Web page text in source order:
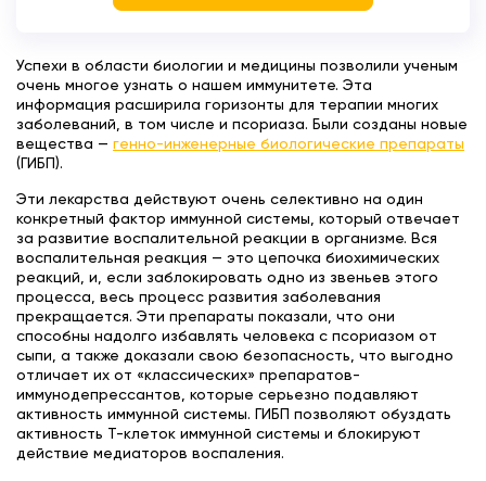
Успехи в области биологии и медицины позволили ученым
очень многое узнать о нашем иммунитете. Эта
информация расширила горизонты для терапии многих
заболеваний, в том числе и псориаза. Были созданы новые
вещества — генно-инженерные биологические препараты
(ГИБП).
Эти лекарства действуют очень селективно на один
конкретный фактор иммунной системы, который отвечает
за развитие воспалительной реакции в организме. Вся
воспалительная реакция — это цепочка биохимических
реакций, и, если заблокировать одно из звеньев этого
процесса, весь процесс развития заболевания
прекращается. Эти препараты показали, что они
способны надолго избавлять человека с псориазом от
сыпи, а также доказали свою безопасность, что выгодно
отличает их от «классических» препаратов-
иммунодепрессантов, которые серьезно подавляют
активность иммунной системы. ГИБП позволяют обуздать
активность Т-клеток иммунной системы и блокируют
действие медиаторов воспаления.